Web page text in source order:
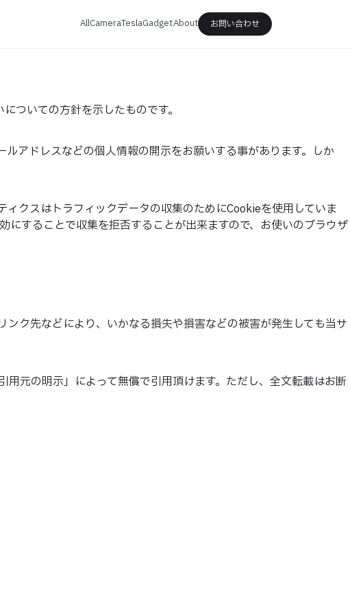
AllCameraTeslaGadgetAbout お問い合わせ
ついての方針を示したものです。
アドレスなどの個人情報の開示をお願いする事があります。しか
クスはトラフィックデータの収集のためにCookieを使用していま
することで収集を拒否することが出来ますので、お使いのブラウザ
ク先などにより、いかなる損失や損害などの被害が発生しても当サ
元の明示」によって無償で引用頂けます。ただし、全文転載はお断